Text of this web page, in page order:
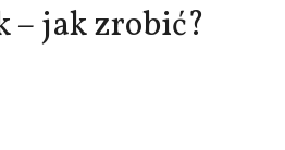
– jak zrobić?